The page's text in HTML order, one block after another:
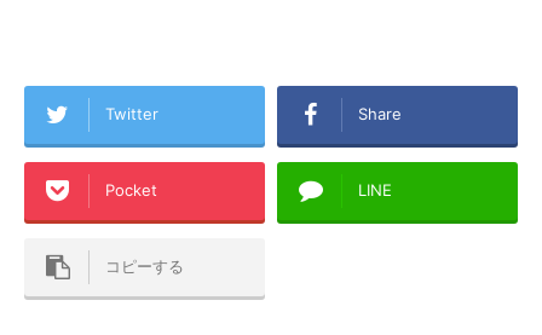
Twitter Share
Pocket LINE
コピーする